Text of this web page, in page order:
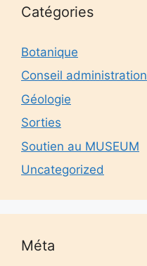
Catégories
Botanique
Conseil administration
Géologie
Sorties
Soutien au MUSEUM
Uncategorized
Méta